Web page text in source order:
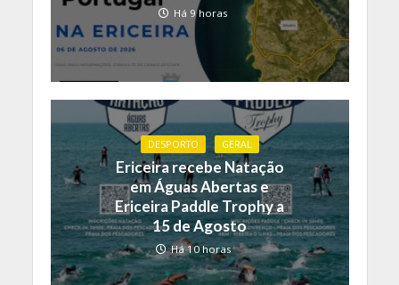
Há 9 horas
DESPORTO GERAL
Ericeira recebe Natação
em Águas Abertas e
Ericeira Paddle Trophy a
15 de Agosto
Há 10 horas